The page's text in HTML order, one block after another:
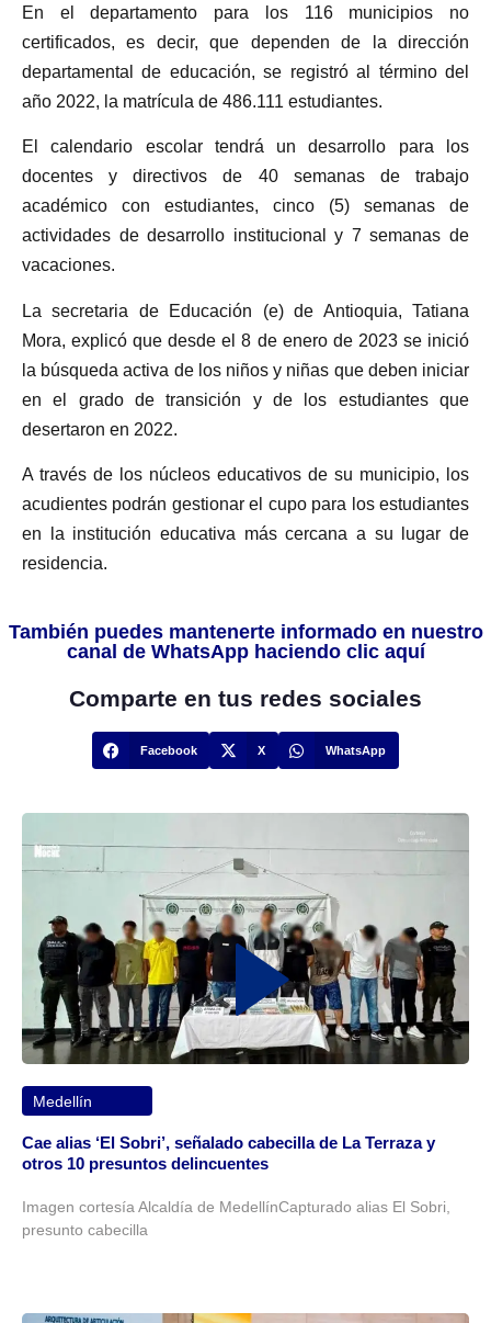
En el departamento para los 116 municipios no
certificados, es decir, que dependen de la dirección
departamental de educación, se registró al término del
año 2022, la matrícula de 486.111 estudiantes.
El calendario escolar tendrá un desarrollo para los
docentes y directivos de 40 semanas de trabajo
académico con estudiantes, cinco (5) semanas de
actividades de desarrollo institucional y 7 semanas de
vacaciones.
La secretaria de Educación (e) de Antioquia, Tatiana
Mora, explicó que desde el 8 de enero de 2023 se inició
la búsqueda activa de los niños y niñas que deben iniciar
en el grado de transición y de los estudiantes que
desertaron en 2022.
A través de los núcleos educativos de su municipio, los
acudientes podrán gestionar el cupo para los estudiantes
en la institución educativa más cercana a su lugar de
residencia.
También puedes mantenerte informado en nuestro
canal de WhatsApp haciendo clic aquí
Comparte en tus redes sociales
Facebook X WhatsApp
Medellín
Cae alias ‘El Sobri’, señalado cabecilla de La Terraza y
otros 10 presuntos delincuentes
Imagen cortesía Alcaldía de MedellínCapturado alias El Sobri,
presunto cabecilla